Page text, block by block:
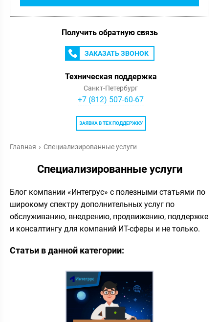
Получить обратную связь
ЗАКАЗАТЬ ЗВОНОК
Техническая поддержка
Санкт-Петербург
+7 (812) 507-60-67
ЗАЯВКА В ТЕХ ПОДДЕРЖКУ
Главная Специализированные услуги
Специализированные услуги
Блог компании «Интегрус» с полезными статьями по
широкому спектру дополнительных услуг по
обслуживанию, внедрению, продвижению, поддержке
и консалтингу для компаний ИТ-сферы и не только.
Статьи в данной категории: